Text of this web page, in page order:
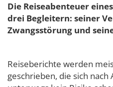
Die Reiseabenteuer
drei Begleitern: seiner
Zwangsstörung und
Reiseberichte werden
geschrieben, die sich